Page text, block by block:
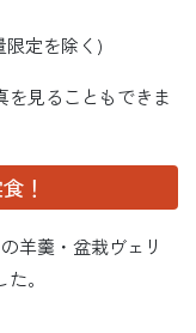
限定を除く)
を見ることもできま
！
羊羹・盆栽ヴェリ
。